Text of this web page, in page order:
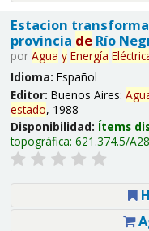
Estacion
provincia deRío
por Agua y Energía
Idioma: Español
Editor: Buenos Aires:
estado, 1988
Disponibilidad: Ítems
topográfica: 621.374.5/